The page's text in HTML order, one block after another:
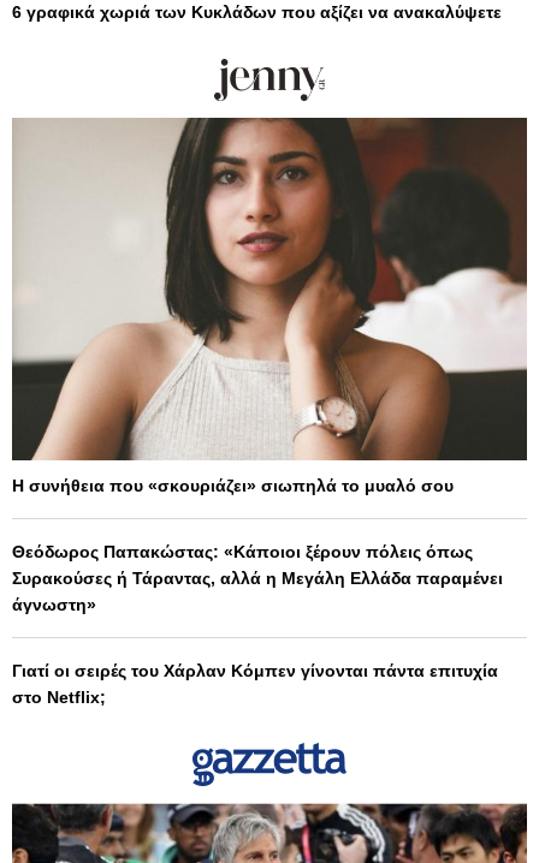
6 γραφικά χωριά των Κυκλάδων που αξίζει να ανακαλύψετε
Η συνήθεια που «σκουριάζει» σιωπηλά το μυαλό σου
Θεόδωρος Παπακώστας: «Κάποιοι ξέρουν πόλεις όπως
Συρακούσες ή Τάραντας, αλλά η Μεγάλη Ελλάδα παραμένει
άγνωστη»
Γιατί οι σειρές του Χάρλαν Κόμπεν γίνονται πάντα επιτυχία
στο Netflix;